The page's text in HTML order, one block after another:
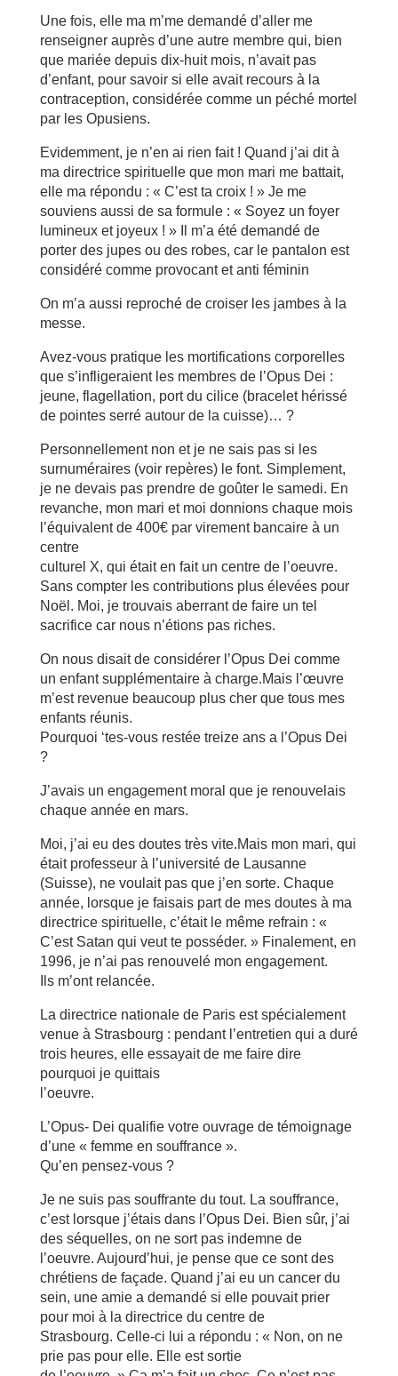
Une fois, elle ma m’me demandé d’aller me
renseigner auprès d’une autre membre qui, bien
que mariée depuis dix-huit mois, n’avait pas
d’enfant, pour savoir si elle avait recours à la
contraception, considérée comme un péché mortel
par les Opusiens.
Evidemment, je n’en ai rien fait ! Quand j’ai dit à
ma directrice spirituelle que mon mari me battait,
elle ma répondu : « C’est ta croix ! » Je me
souviens aussi de sa formule : « Soyez un foyer
lumineux et joyeux ! » Il m’a été demandé de
porter des jupes ou des robes, car le pantalon est
considéré comme provocant et anti féminin
On m’a aussi reproché de croiser les jambes à la
messe.
Avez-vous pratique les mortifications corporelles
que s’infligeraient les membres de l’Opus Dei :
jeune, flagellation, port du cilice (bracelet hérissé
de pointes serré autour de la cuisse)… ?
Personnellement non et je ne sais pas si les
surnuméraires (voir repères) le font. Simplement,
je ne devais pas prendre de goûter le samedi. En
revanche, mon mari et moi donnions chaque mois
l’équivalent de 400€ par virement bancaire à un
centre
culturel X, qui était en fait un centre de l’oeuvre.
Sans compter les contributions plus élevées pour
Noël. Moi, je trouvais aberrant de faire un tel
sacrifice car nous n’étions pas riches.
On nous disait de considérer l’Opus Dei comme
un enfant supplémentaire à charge.Mais l’œuvre
m’est revenue beaucoup plus cher que tous mes
enfants réunis.
Pourquoi ‘tes-vous restée treize ans a l’Opus Dei
?
J’avais un engagement moral que je renouvelais
chaque année en mars.
Moi, j’ai eu des doutes très vite.Mais mon mari, qui
était professeur à l’université de Lausanne
(Suisse), ne voulait pas que j’en sorte. Chaque
année, lorsque je faisais part de mes doutes à ma
directrice spirituelle, c’était le même refrain : «
C’est Satan qui veut te posséder. » Finalement, en
1996, je n’ai pas renouvelé mon engagement.
Ils m’ont relancée.
La directrice nationale de Paris est spécialement
venue à Strasbourg : pendant l’entretien qui a duré
trois heures, elle essayait de me faire dire
pourquoi je quittais
l’oeuvre.
L’Opus- Dei qualifie votre ouvrage de témoignage
d’une « femme en souffrance ».
Qu’en pensez-vous ?
Je ne suis pas souffrante du tout. La souffrance,
c’est lorsque j’étais dans l’Opus Dei. Bien sûr, j’ai
des séquelles, on ne sort pas indemne de
l’oeuvre. Aujourd’hui, je pense que ce sont des
chrétiens de façade. Quand j’ai eu un cancer du
sein, une amie a demandé si elle pouvait prier
pour moi à la directrice du centre de
Strasbourg. Celle-ci lui a répondu : « Non, on ne
prie pas pour elle. Elle est sortie